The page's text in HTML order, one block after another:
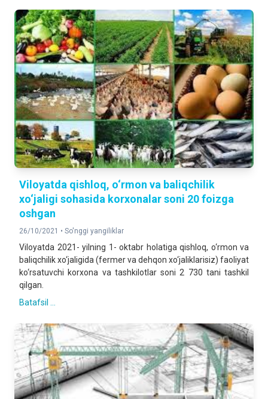
Viloyatda qishloq, o‘rmon va baliqchilik
xo‘jaligi sohasida korxonalar soni 20 foizga
oshgan
26/10/2021 • So'nggi yangiliklar
Viloyatda 2021- yilning 1- oktabr holatiga qishloq, o‘rmon va
baliqchilik xo‘jaligida (fermer va dehqon xo‘jaliklarisiz) faoliyat
ko‘rsatuvchi korxona va tashkilotlar soni 2 730 tani tashkil
qilgan.
Batafsil ...